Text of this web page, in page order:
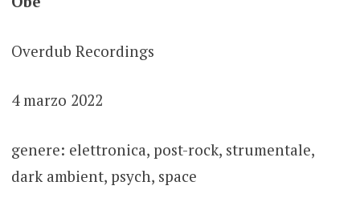
Overdub Recordings
4 marzo 2022
genere: elettronica, post-rock, strumentale,
dark ambient, psych, space